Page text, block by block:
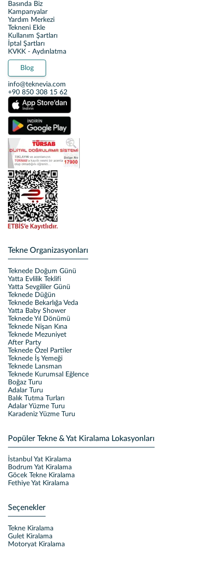
Basında Biz
Kampanyalar
Yardım Merkezi
Tekneni Ekle
Kullanım Şartları
İptal Şartları
KVKK - Aydınlatma
Blog
info@teknevia.com
+90 850 308 15 62
Tekne Organizasyonları
Teknede Doğum Günü
Yatta Evlilik Teklifi
Yatta Sevgililer Günü
Teknede Düğün
Teknede Bekarlığa Veda
Yatta Baby Shower
Teknede Yıl Dönümü
Teknede Nişan Kına
Teknede Mezuniyet
After Party
Teknede Özel Partiler
Teknede İş Yemeği
Teknede Lansman
Teknede Kurumsal Eğlence
Boğaz Turu
Adalar Turu
Balık Tutma Turları
Adalar Yüzme Turu
Karadeniz Yüzme Turu
Popüler Tekne & Yat Kiralama Lokasyonları
İstanbul Yat Kiralama
Bodrum Yat Kiralama
Göcek Tekne Kiralama
Fethiye Yat Kiralama
Seçenekler
Tekne Kiralama
Gulet Kiralama
Motoryat Kiralama